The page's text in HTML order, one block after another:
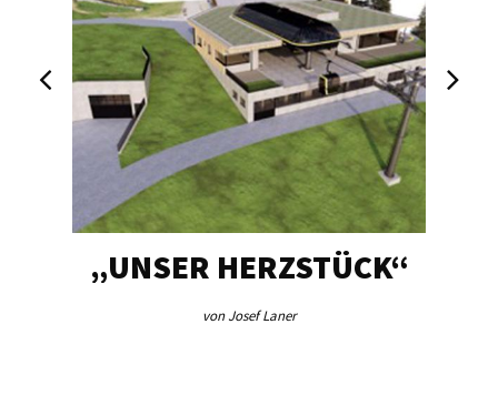
„UNSER HERZSTÜCK“
von Josef Laner